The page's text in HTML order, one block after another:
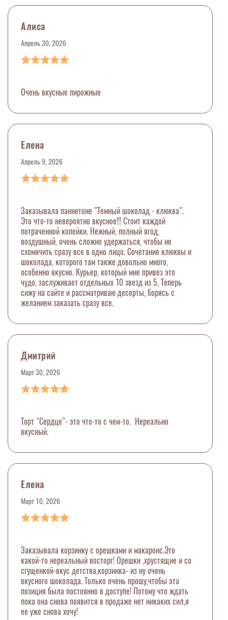
Алиса
Апрель 30, 2026
Очень вкусные пирожные
Елена
Апрель 9, 2026
Заказывала паннетоне "Темный шоколад - клюква".
Это что-то невероятно вкусное!!! Стоит каждой
потраченной копейки. Нежный, полный ягод,
воздушный, очень сложно удержаться, чтобы не
схомячить сразу все в одно лицо. Сочетание клюквы и
шоколада, которого там также довольно много,
особенно вкусно. Курьер, который мне привез это
чудо, заслуживает отдельных 10 звезд из 5. Теперь
сижу на сайте и рассматриваю десерты, борясь с
желанием заказать сразу все.
Дмитрий
Март 30, 2026
Торт "Сердце"- это что-то с чем-то. Нереально
вкусный.
Елена
Март 10, 2026
Заказывала корзинку с орешками и макаронс.Это
какой-то нереальный восторг! Орешки ,хрустящие и со
сгущенкой-вкус детства,корзинка- из ну очень
вкусного шоколада. Только очень прошу,чтобы эта
позиция была постоянно в доступе! Потому что ждать
пока она снова появится в продаже нет никаких сил,я
ее уже снова хочу!